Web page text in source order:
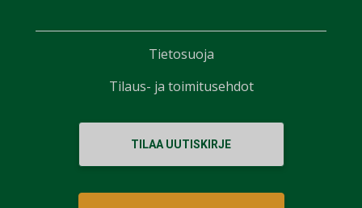
TILAA UUTISKIRJE
Tietosuoja
Tilaus- ja toimitusehdot